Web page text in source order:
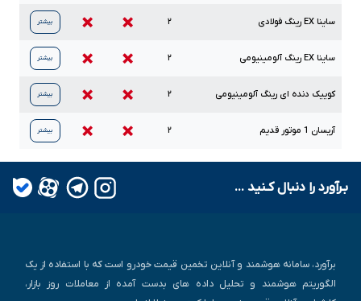
ساینا EX رینگ فولادی ۲ بیشتر
ساینا EX رینگ آلومینیومی ۲ بیشتر
کوییک دنده ای رینگ آلومینیومی ۲ بیشتر
آریسان 1 موتور قدیم ۲ بیشتر
بـرآورد را دنبال کـنید ...
برآورد، سامانه هوشمند و آنلاین تخمین قیمت خودرو است که با استفاده از یک
الگوریتم هوشمند و تحلیل داده های بدست آمده از معاملات روز بازار،